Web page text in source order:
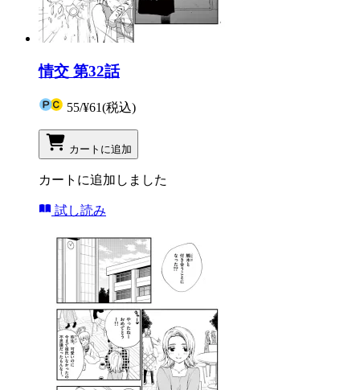
情交 第32話
55/¥61(税込)
カートに追加
カートに追加しました
試し読み